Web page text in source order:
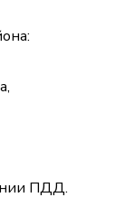
ПДД.